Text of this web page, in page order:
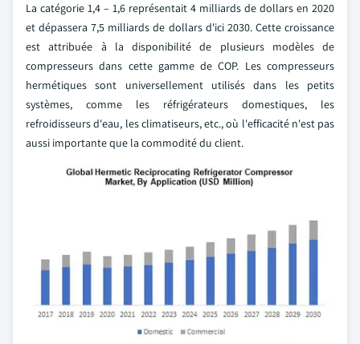
La catégorie 1,4 – 1,6 représentait 4 milliards de dollars en 2020
et dépassera 7,5 milliards de dollars d'ici 2030. Cette croissance
est attribuée à la disponibilité de plusieurs modèles de
compresseurs dans cette gamme de COP. Les compresseurs
hermétiques sont universellement utilisés dans les petits
systèmes, comme les réfrigérateurs domestiques, les
refroidisseurs d'eau, les climatiseurs, etc., où l'efficacité n'est pas
aussi importante que la commodité du client.